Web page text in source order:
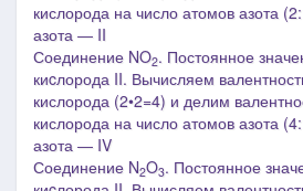
кислорода на число атомов азота
азота ― II
Соединение NO2. Постоянное
киcлорода II. Вычисляем
кислорода (2•2=4) и делим
кислорода на число атомов азота
азота ― IV
Соединение N2O3. Постоянное